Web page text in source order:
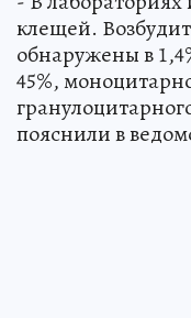
клещей.
обнаружены в
45%,
пояснили в